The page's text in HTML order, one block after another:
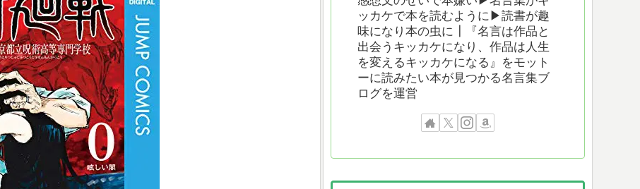
ッカケで本を読むように▶︎読書が趣
味になり本の虫に┃『名言は作品と
出会うキッカケになり、作品は人生
を変えるキッカケになる』をモット
ーに読みたい本が見つかる名言集ブ
ログを運営